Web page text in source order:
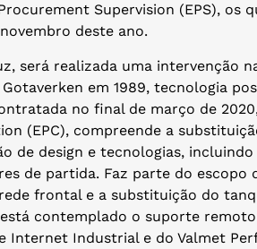
Supervision (EPS), os
deste ano.
será realizada uma intervenção
em 1989, tecnologia
no final de março de
(EPC), compreende a
de design e tecnologias,
de partida. Faz parte do escopo
frontal e a substituição do
contemplado o suporte
Internet Industrial e do Valmet